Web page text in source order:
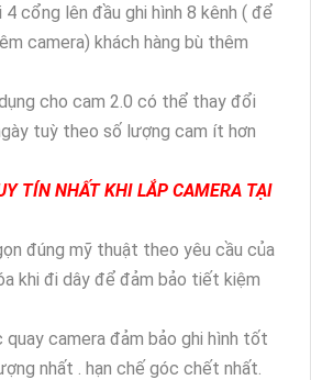
cổng lên đầu ghi hình 8 kênh ( để
camera) khách hàng bù thêm
cho cam 2.0 có thể thay đổi
tuỳ theo số lượng cam ít hơn
TÍN NHẤT KHI LẮP CAMERA TẠI
đúng mỹ thuật theo yêu cầu của
khi đi dây để đảm bảo tiết kiệm
camera đảm bảo ghi hình tốt
nhất . hạn chế góc chết nhất.